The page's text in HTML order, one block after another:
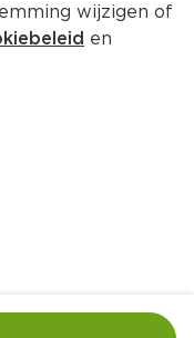
Nature
wijzigen of
en